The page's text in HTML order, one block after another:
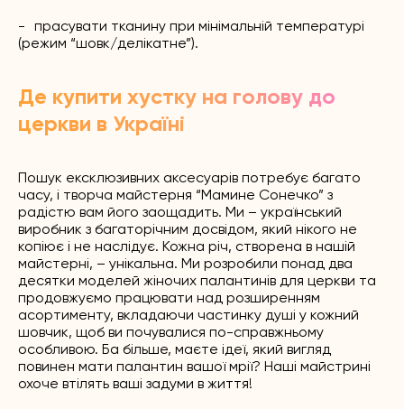
прасувати тканину при мінімальній температурі
(режим “шовк/делікатне”).
Де купити хустку на голову до
церкви в Україні
Пошук ексклюзивних аксесуарів потребує багато
часу, і творча майстерня “Мамине Сонечко” з
радістю вам його заощадить. Ми – український
виробник з багаторічним досвідом, який нікого не
копіює і не наслідує. Кожна річ, створена в нашій
майстерні, – унікальна. Ми розробили понад два
десятки моделей жіночих палантинів для церкви та
продовжуємо працювати над розширенням
асортименту, вкладаючи частинку душі у кожний
шовчик, щоб ви почувалися по-справжньому
особливою. Ба більше, маєте ідеї, який вигляд
повинен мати палантин вашої мрії? Наші майстрині
охоче втілять ваші задуми в життя!